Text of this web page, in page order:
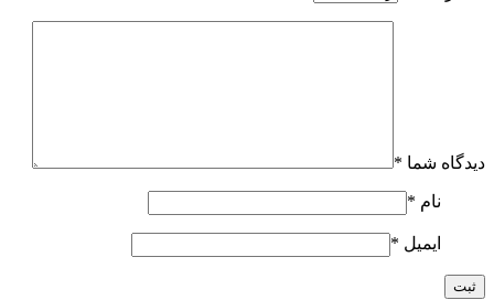
دیدگاه شما *
نام *
ایمیل *